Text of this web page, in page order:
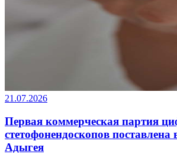
21.07.2026
Первая коммерческая партия
стетофонендоскопов поставлена
Адыгея